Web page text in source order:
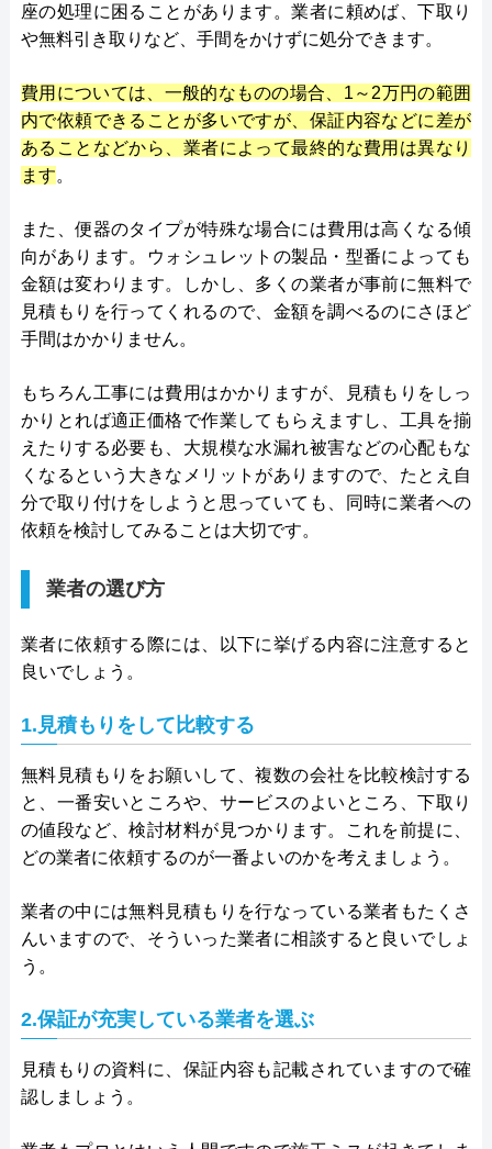
座の処理に困ることがあります。業者に頼めば、下取り
や無料引き取りなど、手間をかけずに処分できます。
費用については、一般的なものの場合、1～2万円の範囲
内で依頼できることが多いですが、保証内容などに差が
あることなどから、業者によって最終的な費用は異なり
ます。
また、便器のタイプが特殊な場合には費用は高くなる傾
向があります。ウォシュレットの製品・型番によっても
金額は変わります。しかし、多くの業者が事前に無料で
見積もりを行ってくれるので、金額を調べるのにさほど
手間はかかりません。
もちろん工事には費用はかかりますが、見積もりをしっ
かりとれば適正価格で作業してもらえますし、工具を揃
えたりする必要も、大規模な水漏れ被害などの心配もな
くなるという大きなメリットがありますので、たとえ自
分で取り付けをしようと思っていても、同時に業者への
依頼を検討してみることは大切です。
業者の選び方
業者に依頼する際には、以下に挙げる内容に注意すると
良いでしょう。
1.見積もりをして比較する
無料見積もりをお願いして、複数の会社を比較検討する
と、一番安いところや、サービスのよいところ、下取り
の値段など、検討材料が見つかります。これを前提に、
どの業者に依頼するのが一番よいのかを考えましょう。
業者の中には無料見積もりを行なっている業者もたくさ
んいますので、そういった業者に相談すると良いでしょ
う。
2.保証が充実している業者を選ぶ
見積もりの資料に、保証内容も記載されていますので確
認しましょう。